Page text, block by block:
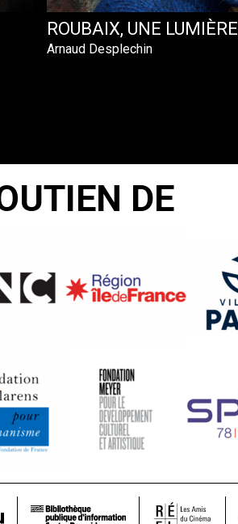
ROUBAIX, UNE LUMIÈRE
Arnaud Desplechin
DE